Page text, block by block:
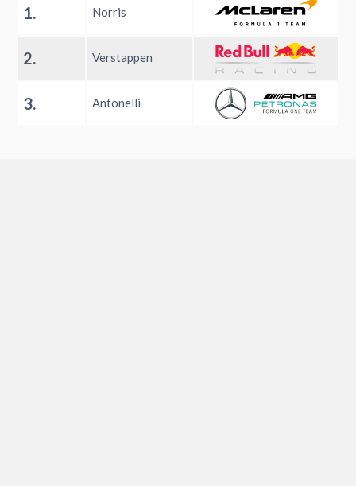
1. Norris
2. Verstappen
3. Antonelli